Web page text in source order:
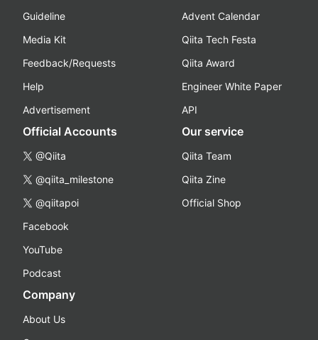
Guideline
Media Kit
Feedback/Requests
Help
Advertisement
Advent Calendar
Qiita Tech Festa
Qiita Award
Engineer White Paper
API
Official Accounts
@Qiita
@qiita_milestone
@qiitapoi
Facebook
YouTube
Podcast
Our service
Qiita Team
Qiita Zine
Official Shop
Company
About Us